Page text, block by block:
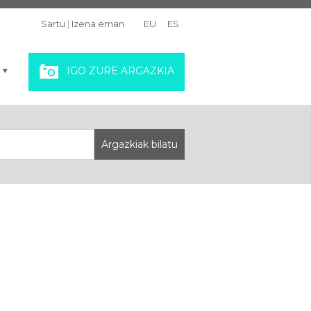
Sartu | Izena eman EU ES
IGO ZURE ARGAZKIA